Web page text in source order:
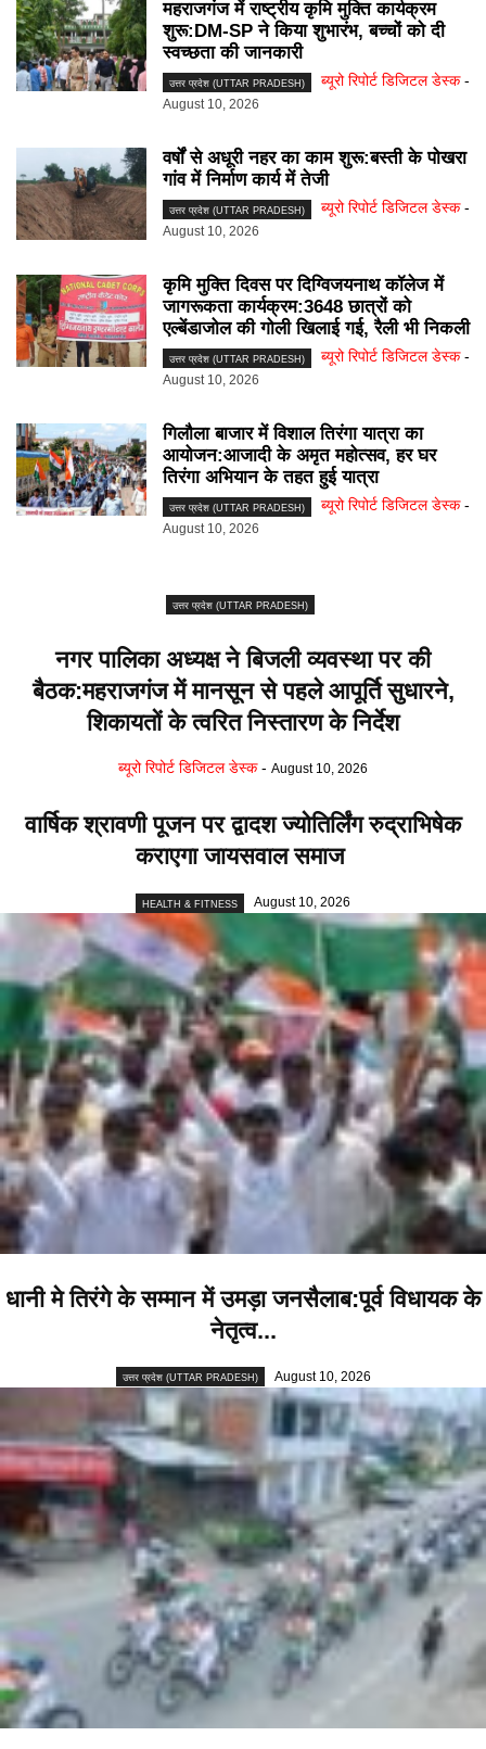
महराजगंज में राष्ट्रीय कृमि मुक्ति कार्यक्रम
शुरू:DM-SP ने किया शुभारंभ, बच्चों को दी
स्वच्छता की जानकारी
उत्तर प्रदेश (UTTAR PRADESH) ब्यूरो रिपोर्ट डिजिटल डेस्क -
August 10, 2026
वर्षों से अधूरी नहर का काम शुरू:बस्ती के पोखरा
गांव में निर्माण कार्य में तेजी
उत्तर प्रदेश (UTTAR PRADESH) ब्यूरो रिपोर्ट डिजिटल डेस्क -
August 10, 2026
कृमि मुक्ति दिवस पर दिग्विजयनाथ कॉलेज में
जागरूकता कार्यक्रम:3648 छात्रों को
एल्बेंडाजोल की गोली खिलाई गई, रैली भी निकली
उत्तर प्रदेश (UTTAR PRADESH) ब्यूरो रिपोर्ट डिजिटल डेस्क -
August 10, 2026
गिलौला बाजार में विशाल तिरंगा यात्रा का
आयोजन:आजादी के अमृत महोत्सव, हर घर
तिरंगा अभियान के तहत हुई यात्रा
उत्तर प्रदेश (UTTAR PRADESH) ब्यूरो रिपोर्ट डिजिटल डेस्क -
August 10, 2026
उत्तर प्रदेश (UTTAR PRADESH)
नगर पालिका अध्यक्ष ने बिजली व्यवस्था पर की
बैठक:महराजगंज में मानसून से पहले आपूर्ति सुधारने,
शिकायतों के त्वरित निस्तारण के निर्देश
ब्यूरो रिपोर्ट डिजिटल डेस्क - August 10, 2026
वार्षिक श्रावणी पूजन पर द्वादश ज्योतिर्लिंग रुद्राभिषेक
कराएगा जायसवाल समाज
HEALTH & FITNESS August 10, 2026
धानी मे तिरंगे के सम्मान में उमड़ा जनसैलाब:पूर्व विधायक के
नेतृत्व...
उत्तर प्रदेश (UTTAR PRADESH) August 10, 2026